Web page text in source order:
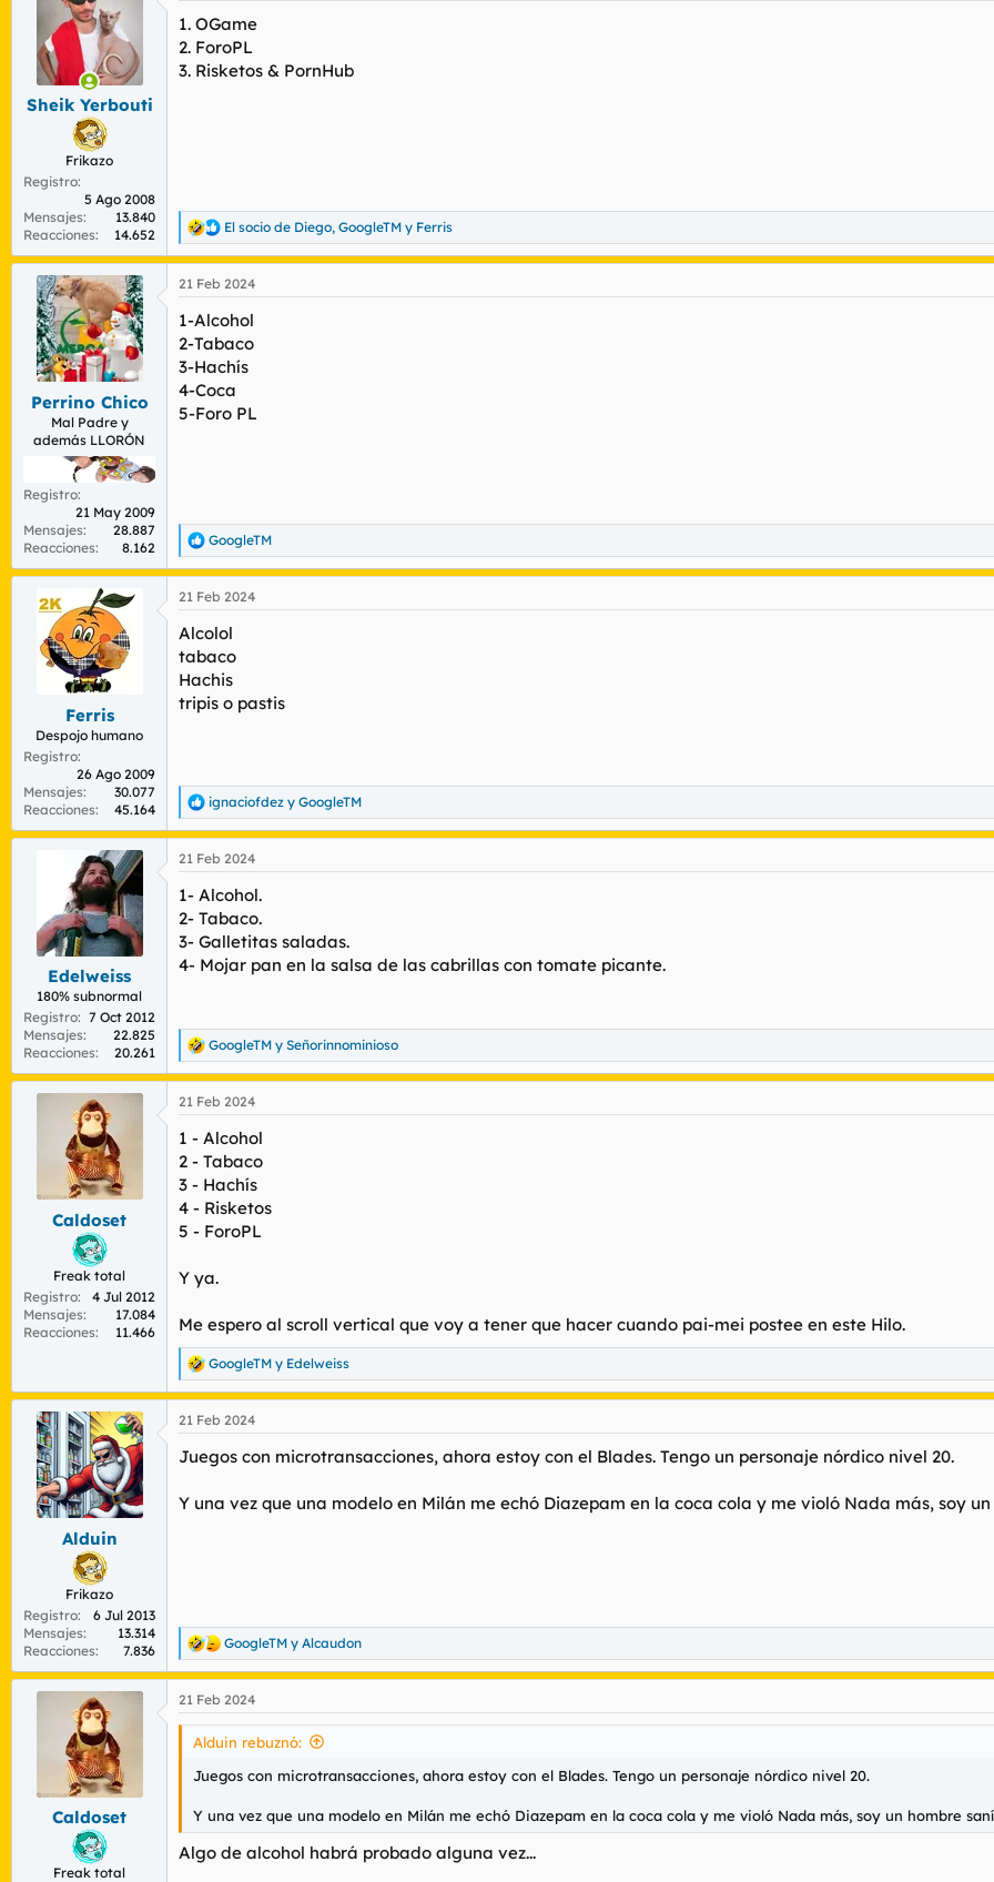
i
o
e
Sheik Yerbouti
Frikazo
Registro
5 Ago 2008
Mensajes
13.840
Reacciones
14.652
1. OGame
2. ForoPL
3. Risketos & PornHub
R
e
a
c
i
o
e
s
:
El socio de Diego, GoogleTM y Ferris
Perrino Chico
Mal Padre y
además LLORÓN
Registro
21 May 2009
Mensajes
28.887
Reacciones
8.162
21 Feb 2024
1-Alcohol
2-Tabaco
3-Hachís
4-Coca
5-Foro PL
R
e
a
c
i
o
n
e
s
GoogleTM
Ferris
Despojo humano
Registro
26 Ago 2009
Mensajes
30.077
Reacciones
45.164
21 Feb 2024
Alcolol
tabaco
Hachis
tripis o pastis
R
e
a
c
i
o
e
s
ignaciofdez y GoogleTM
Edelweiss
180% subnormal
Registro
7 Oct 2012
Mensajes
22.825
Reacciones
20.261
21 Feb 2024
1- Alcohol.
2- Tabaco.
3- Galletitas saladas.
4- Mojar pan en la salsa de las cabrillas con tomate picante.
R
e
a
c
o
e
s
:
GoogleTM y Señorinnominioso
Caldoset
Freak total
Registro
4 Jul 2012
Mensajes
17.084
Reacciones
11.466
21 Feb 2024
1 - Alcohol
2 - Tabaco
3 - Hachís
4 - Risketos
5 - ForoPL
Y ya.
Me espero al scroll vertical que voy a tener que hacer cuando pai-mei postee en este Hilo.
R
e
a
c
i
n
GoogleTM y Edelweiss
Alduin
Frikazo
Registro
6 Jul 2013
Mensajes
13.314
Reacciones
7.836
21 Feb 2024
Juegos con microtransacciones, ahora estoy con el Blades. Tengo un personaje nórdico nivel 20.
Y una vez que una modelo en Milán me echó Diazepam en la coca cola y me violó Nada más, soy
R
e
a
c
c
GoogleTM y Alcaudon
Caldoset
Freak total
21 Feb 2024
Alduin rebuznó:
Juegos con microtransacciones, ahora estoy con el Blades. Tengo un personaje nórdico nivel 20.
Y una vez que una modelo en Milán me echó Diazepam en la coca cola y me violó Nada más, soy un hombre
Algo de alcohol habrá probado alguna vez...